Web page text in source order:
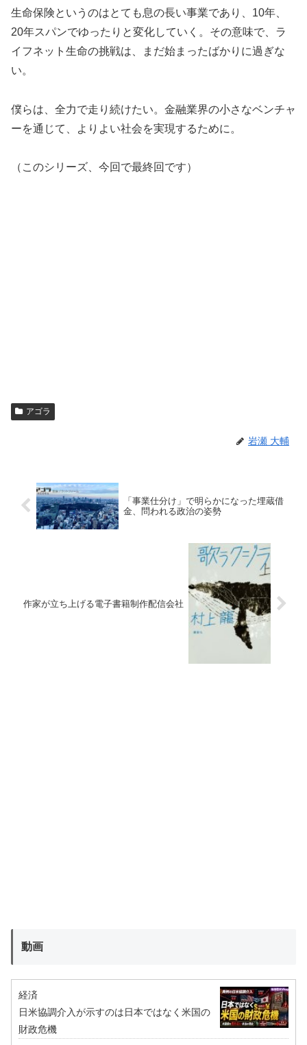
生命保険というのはとても息の長い事業であり、10年、
20年スパンでゆったりと変化していく。その意味で、ラ
イフネット生命の挑戦は、まだ始まったばかりに過ぎな
い。
僕らは、全力で走り続けたい。金融業界の小さなベンチャ
ーを通じて、よりよい社会を実現するために。
（このシリーズ、今回で最終回です）
アゴラ
岩瀬 大輔
「事業仕分け」で明らかになった埋蔵借
金、問われる政治の姿勢
作家が立ち上げる電子書籍制作配信会社
動画
経済
日米協調介入が示すのは日本ではなく米国の
財政危機